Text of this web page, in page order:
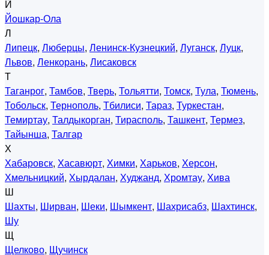
Й
Йошкар-Ола
Л
Липецк, Люберцы, Ленинск-Кузнецкий, Луганск, Луцк,
Львов, Ленкорань, Лисаковск
Т
Таганрог, Тамбов, Тверь, Тольятти, Томск, Тула, Тюмень,
Тобольск, Тернополь, Тбилиси, Тараз, Туркестан,
Темиртау, Талдыкорган, Тирасполь, Ташкент, Термез,
Тайынша, Талгар
Х
Хабаровск, Хасавюрт, Химки, Харьков, Херсон,
Хмельницкий, Хырдалан, Худжанд, Хромтау, Хива
Ш
Шахты, Ширван, Шеки, Шымкент, Шахрисабз, Шахтинск,
Шу
Щ
Щелково, Щучинск